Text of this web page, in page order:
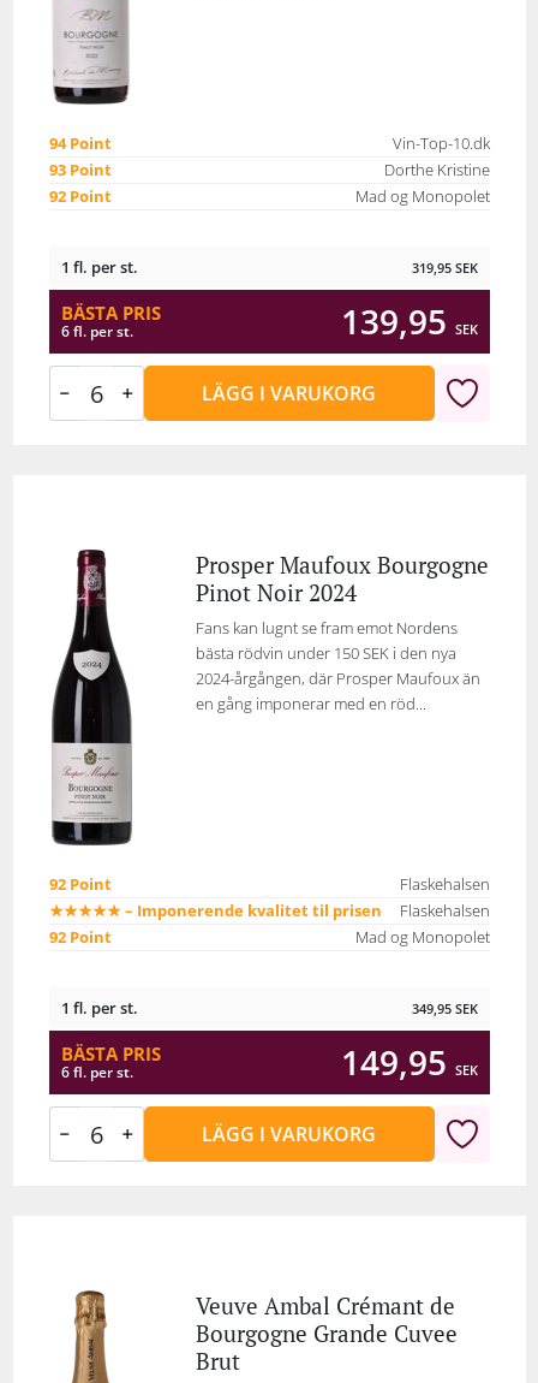
94 Point
Vin-Top-10.dk
93 Point
Dorthe Kristine
92 Point
Mad og Monopolet
1 fl. per st. 319,95 SEK
BÄSTA PRIS
6 fl. per st. 139,95 SEK
LÄGG I VARUKORG
Prosper Maufoux Bourgogne
Pinot Noir 2024
Fans kan lugnt se fram emot Nordens
bästa rödvin under 150 SEK i den nya
2024-årgången, där Prosper Maufoux än
en gång imponerar med en röd...
92 Point
Flaskehalsen
★★★★★ – Imponerende kvalitet til prisen
Flaskehalsen
92 Point
Mad og Monopolet
1 fl. per st. 349,95 SEK
BÄSTA PRIS
6 fl. per st. 149,95 SEK
LÄGG I VARUKORG
Veuve Ambal Crémant de
Bourgogne Grande Cuvee
Brut